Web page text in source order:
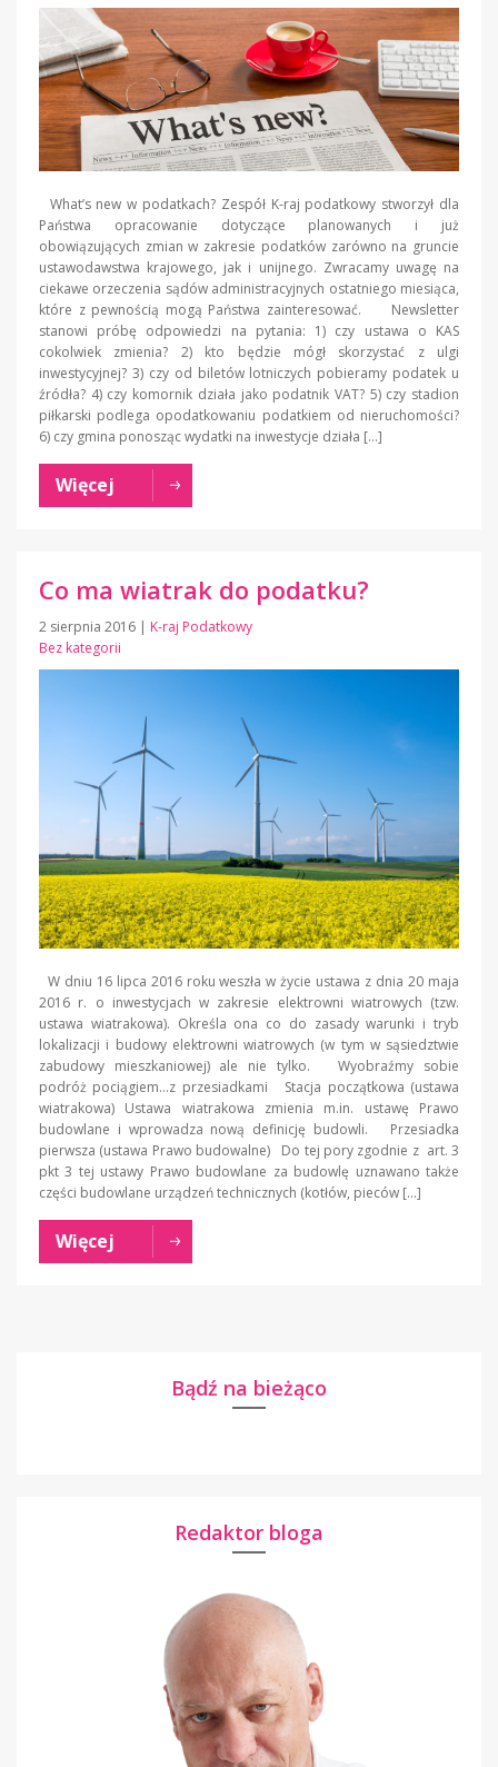
What’s new w podatkach? Zespół K-raj podatkowy stworzył dla
Państwa opracowanie dotyczące planowanych i już
obowiązujących zmian w zakresie podatków zarówno na gruncie
ustawodawstwa krajowego, jak i unijnego. Zwracamy uwagę na
ciekawe orzeczenia sądów administracyjnych ostatniego miesiąca,
które z pewnością mogą Państwa zainteresować. Newsletter
stanowi próbę odpowiedzi na pytania: 1) czy ustawa o KAS
cokolwiek zmienia? 2) kto będzie mógł skorzystać z ulgi
inwestycyjnej? 3) czy od biletów lotniczych pobieramy podatek u
źródła? 4) czy komornik działa jako podatnik VAT? 5) czy stadion
piłkarski podlega opodatkowaniu podatkiem od nieruchomości?
6) czy gmina ponosząc wydatki na inwestycje działa […]
Więcej
Co ma wiatrak do podatku?
2 sierpnia 2016 | K-raj Podatkowy
Bez kategorii
W dniu 16 lipca 2016 roku weszła w życie ustawa z dnia 20 maja
2016 r. o inwestycjach w zakresie elektrowni wiatrowych (tzw.
ustawa wiatrakowa). Określa ona co do zasady warunki i tryb
lokalizacji i budowy elektrowni wiatrowych (w tym w sąsiedztwie
zabudowy mieszkaniowej) ale nie tylko. Wyobraźmy sobie
podróż pociągiem…z przesiadkami Stacja początkowa (ustawa
wiatrakowa) Ustawa wiatrakowa zmienia m.in. ustawę Prawo
budowlane i wprowadza nową definicję budowli. Przesiadka
pierwsza (ustawa Prawo budowalne) Do tej pory zgodnie z art. 3
pkt 3 tej ustawy Prawo budowlane za budowlę uznawano także
części budowlane urządzeń technicznych (kotłów, pieców […]
Więcej
Bądź na bieżąco
Redaktor bloga